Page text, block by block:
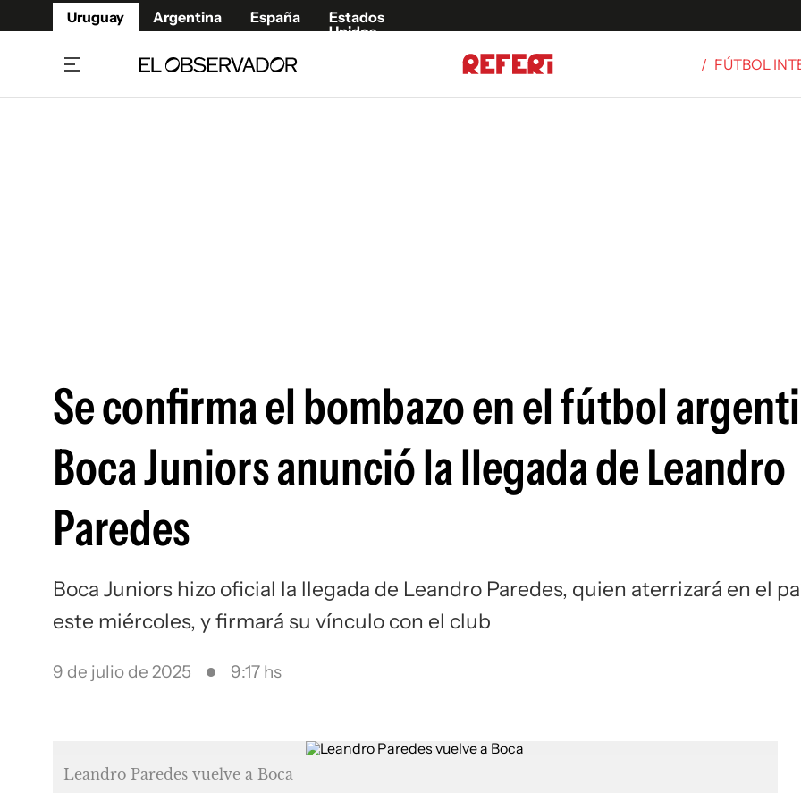
Uruguay Argentina España
Estados
Unidos
/ FÚTBOL
Se confirma el bombazo en el fútbol
Boca Juniors anunció la llegada de Leandro
Paredes
Boca Juniors hizo oficial la llegada de Leandro Paredes, quien aterrizará en el
este miércoles, y firmará su vínculo con el club
9 de julio de 2025 9:17 hs
Leandro Paredes vuelve a Boca